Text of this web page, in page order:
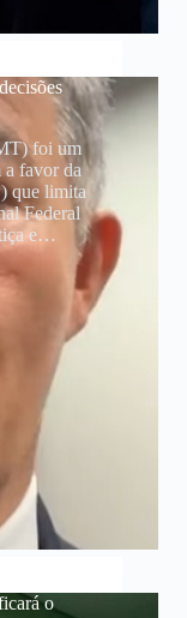
foi um
a favor da
que limita
Federal
e…
o